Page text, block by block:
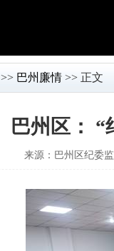
>> 巴州廉情 >> 正文
巴州区：
来源：巴州区纪委